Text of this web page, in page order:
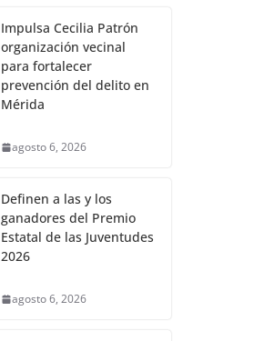
Impulsa Cecilia Patrón
organización vecinal
para fortalecer
prevención del delito en
Mérida
agosto 6, 2026
Definen a las y los
ganadores del Premio
Estatal de las Juventudes
2026
agosto 6, 2026